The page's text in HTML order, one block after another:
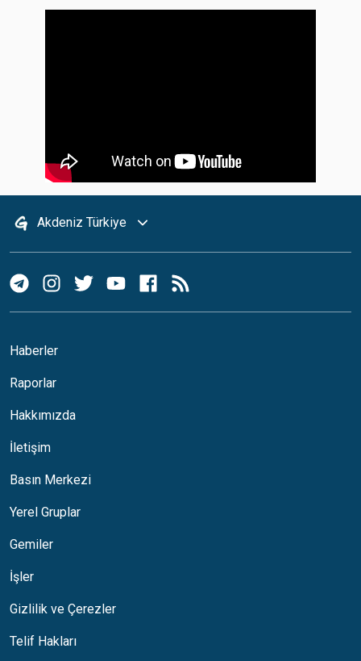
Akdeniz Türkiye
Greenpeace International
B Belgium
Français •
Brazil
English • Français
Chile
Haberler
Raporlar
Hakkımızda
İletişim
Basın Merkezi
Yerel Gruplar
Gemiler
İşler
Gizlilik ve Çerezler
Telif Hakları